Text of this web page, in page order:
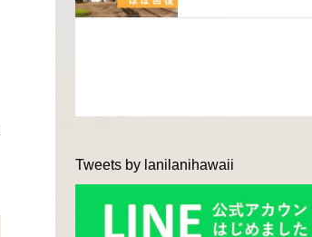
Tweets by lanilanihawaii